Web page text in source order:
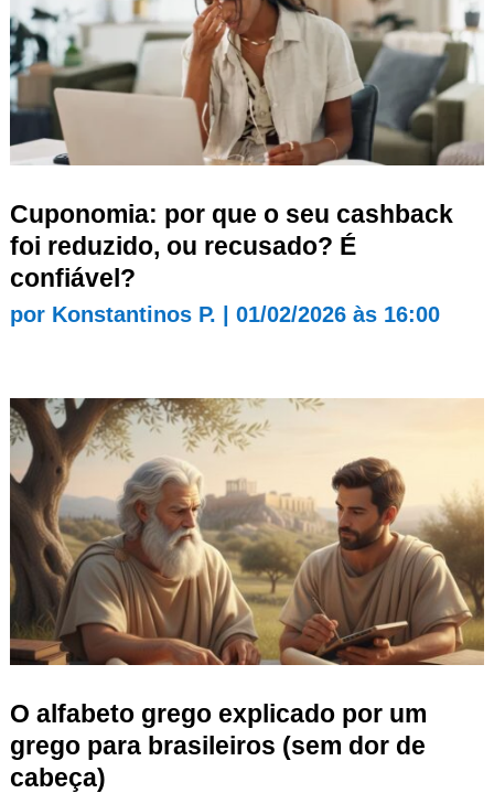
Cuponomia: por que o seu cashback
foi reduzido, ou recusado? É
confiável?
por Konstantinos P. 01/02/2026 às 16:00
O alfabeto grego explicado por um
grego para brasileiros (sem dor de
cabeça)